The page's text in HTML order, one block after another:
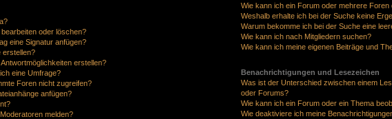
oder löschen?
eine Signatur anfügen?
erstellen?
erstellen?
eine Umfrage?
Foren nicht zugreifen?
anfügen?
melden?
Wie kann ich ein Forum oder mehrere
Weshalb erhalte ich bei der Suche keine
Warum bekomme ich bei der Suche eine
Wie kann ich nach Mitgliedern suchen?
Wie kann ich meine eigenen Beiträge und
Benachrichtigungen und Lesezeichen
Was ist der Unterschied zwischen einem
oder Forums?
Wie kann ich ein Forum oder ein Thema
Wie deaktiviere ich meine